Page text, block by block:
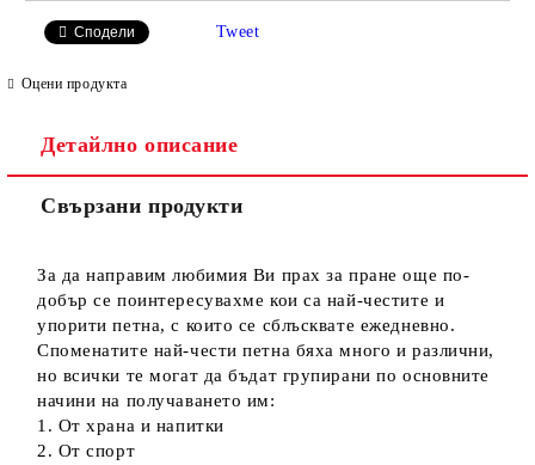
Ние ще се свържем с вас в рамките на работния ден.
Сподели Tweet
Оцени продукта
Детайлно описание
Свързани продукти
За да направим любимия Ви прах за пране още по-
добър се поинтересувахме кои са най-честите и
упорити петна, с които се сблъсквате ежедневно.
Споменатите най-чести петна бяха много и различни,
но всички те могат да бъдат групирани по основните
начини на получаването им:
1. От храна и напитки
2. От спорт